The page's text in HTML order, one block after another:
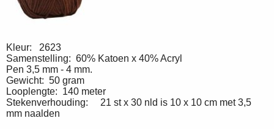
Kleur: 2623
Samenstelling: 60% Katoen x 40% Acryl
Pen 3,5 mm - 4 mm.
Gewicht: 50 gram
Looplengte: 140 meter
Stekenverhouding: 21 st x 30 nld is 10 x 10 cm met 3,5
mm naalden